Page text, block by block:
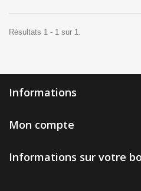
Résultats 1 - 1 sur 1.
Informations
Mon compte
Informations sur votre